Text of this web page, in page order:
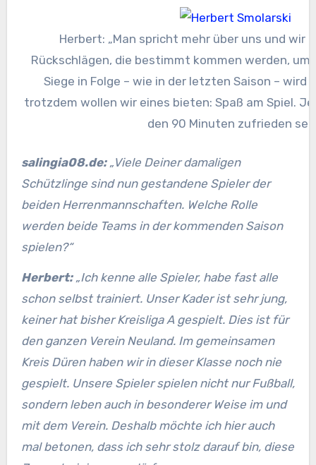
Herbert: „Man spricht mehr über uns und wir
Rückschlägen, die bestimmt kommen werden,
Siege in Folge – wie in der letzten Saison – wird
trotzdem wollen wir eines bieten: Spaß am Spiel.
den 90 Minuten zufrieden
salingia08.de: „Viele Deiner damaligen
Schützlinge sind nun gestandene Spieler der
beiden Herrenmannschaften. Welche Rolle
werden beide Teams in der kommenden Saison
spielen?“
Herbert: „Ich kenne alle Spieler, habe fast alle
schon selbst trainiert. Unser Kader ist sehr jung,
keiner hat bisher Kreisliga A gespielt. Dies ist für
den ganzen Verein Neuland. Im gemeinsamen
Kreis Düren haben wir in dieser Klasse noch nie
gespielt. Unsere Spieler spielen nicht nur Fußball,
sondern leben auch in besonderer Weise im und
mit dem Verein. Deshalb möchte ich hier auch
mal betonen, dass ich sehr stolz darauf bin, diese